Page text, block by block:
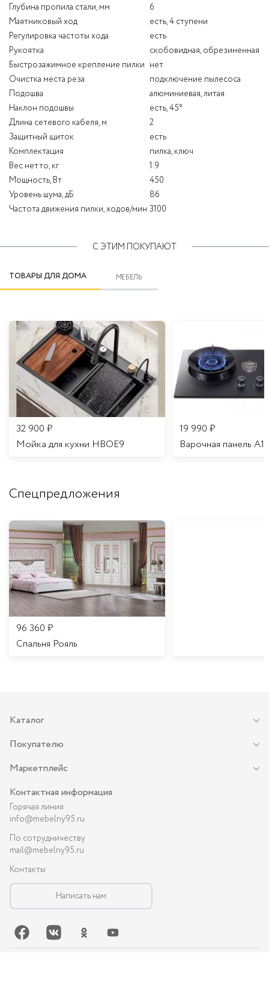
Глубина пропила стали, мм
6
Маятниковый ход
есть, 4 ступени
Регулировка частоты хода
есть
Рукоятка
скобовидная, обрезиненная
Быстрозажимное крепление пилки нет
Очистка места реза
подключение пылесоса
Подошва
алюминиевая, литая
Наклон подошвы
есть, 45°
Длина сетевого кабеля, м
2
Защитный щиток
есть
Комплектация
пилка, ключ
Вес нетто, кг
1.9
Мощность, Вт
450
Уровень шума, дБ
86
Частота движения пилки, ходов/мин 3100
С ЭТИМ ПОКУПАЮТ
ТОВАРЫ ДЛЯ ДОМА МЕБЕЛЬ
32 900 ₽
Мойка для кухни HBOE9
19 990 ₽
Варочная панель A16
Спецпредложения
96 360 ₽
Спальня Рояль
Каталог
Покупателю
Маркетплейс
Контактная информация
Горячая линия
info@mebelny95.ru
По сотрудничеству
mail@mebelny95.ru
Контакты
Написать нам